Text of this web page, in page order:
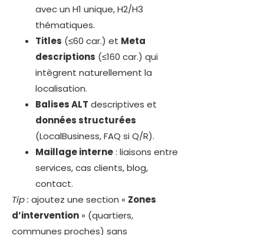
avec un H1 unique, H2/H3
thématiques.
Titles (≤60 car.) et Meta
descriptions (≤160 car.) qui
intègrent naturellement la
localisation.
Balises ALT descriptives et
données structurées
(LocalBusiness, FAQ si Q/R).
Maillage interne: liaisons entre
services, cas clients, blog,
contact.
Tip : ajoutez une section « Zones
d’intervention » (quartiers,
communes proches) sans